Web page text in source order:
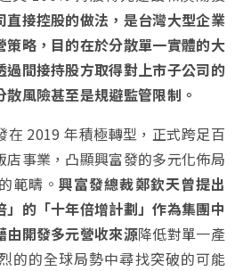
直接控股的做法，是台灣大型企業
策略，目的在於分散單一實體的大
間接持股方取得對上市子公司的
風險甚至是規避監管限制。
在 2019 年積極轉型，正式跨足百
店事業，凸顯興富發的多元化佈局
範疇。興富發總裁鄭欽天曾提出
」的「十年倍增計劃」作為集團中
由開發多元營收來源降低對單一產
的的全球局勢中尋找突破的可能